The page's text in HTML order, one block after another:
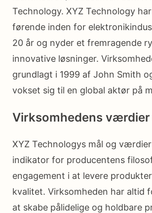
Technology. XYZ Technology
førende inden for
20 år og nyder et fremragende
innovative løsninger.
grundlagt i 1999 af John Smith
vokset sig til en global aktør på
Virksomhedens værdier
XYZ Technologys mål og
indikator for producentens
engagement i at levere
kvalitet. Virksomheden har altid
at skabe pålidelige og holdbare